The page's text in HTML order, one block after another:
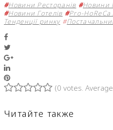
#Новини Ресторанів #Новини
#Новини Готелів #Pro-HoReCa
Тенденції ринку #
Google+
LinkedIn
Pinterest
(0 votes. Average
Читайте также